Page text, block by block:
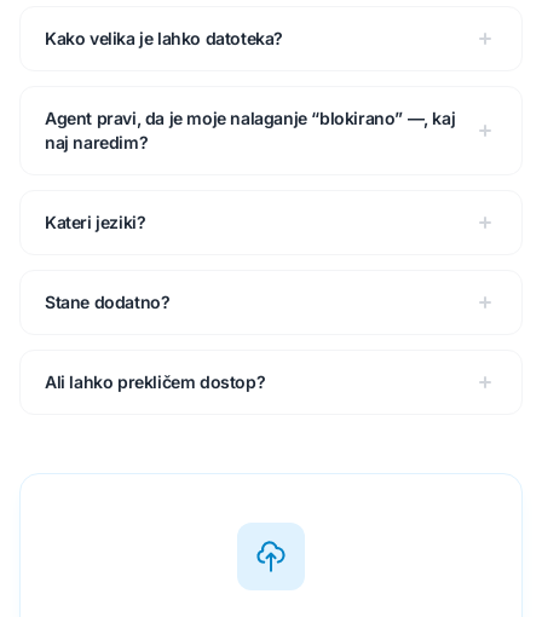
Kako velika je lahko datoteka?
Agent pravi, da je moje nalaganje “blokirano” —, kaj
naj naredim?
Kateri jeziki?
Stane dodatno?
Ali lahko prekličem dostop?